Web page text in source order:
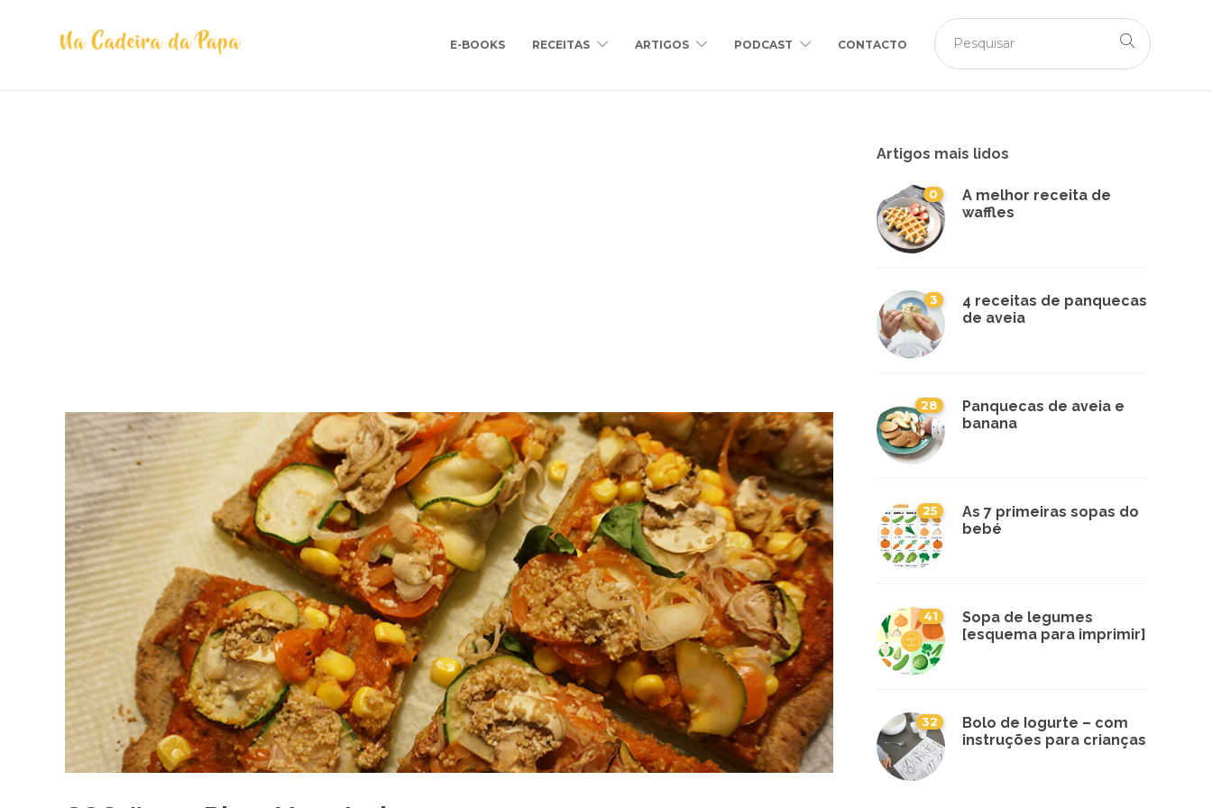
E-BOOKS RECEITAS ARTIGOS PODCAST CONTACTO
Artigos mais lidos
0
A melhor receita de
waffles
3
4 receitas de panquecas
de aveia
28
Panquecas de aveia e
banana
25
As 7 primeiras sopas do
bebé
41
Sopa de legumes
[esquema para imprimir]
32
Bolo de Iogurte – com
instruções para crianças